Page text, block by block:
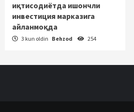
иқтисодиётда ишончли
инвестиция марказига
айланмоқда
3 kun oldin Behzod 254